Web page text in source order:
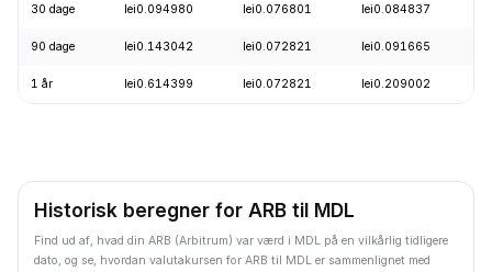
30 dage lei0.094980 lei0.076801 lei0.084837
90 dage lei0.143042 lei0.072821 lei0.091665
1 år lei0.614399 lei0.072821 lei0.209002
Historisk beregner for ARB til MDL
Find ud af, hvad din ARB (Arbitrum) var værd i MDL på en vilkårlig tidligere
dato, og se, hvordan valutakursen for ARB til MDL er sammenlignet med